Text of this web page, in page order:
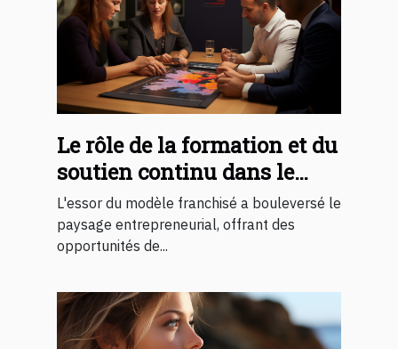
Le rôle de la formation et du
soutien continu dans le
succès d'une franchise
L'essor du modèle franchisé a bouleversé le
paysage entrepreneurial, offrant des
opportunités de...